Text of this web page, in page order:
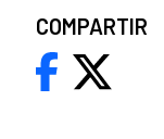
COMPARTIR